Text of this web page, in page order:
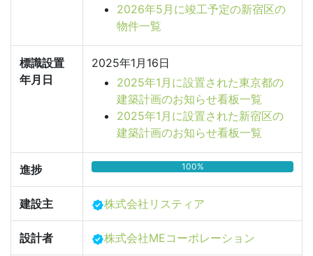
2026年5月に竣工予定の新宿区の
物件一覧
標識設置
年月日
2025年1月16日
2025年1月に設置された東京都の
建築計画のお知らせ看板一覧
2025年1月に設置された新宿区の
建築計画のお知らせ看板一覧
進捗 100%
建設主 株式会社リスティア
設計者 株式会社MEコーポレーション